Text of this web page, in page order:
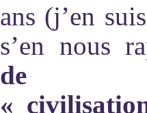
ans (j’en
s’en nous
de
«